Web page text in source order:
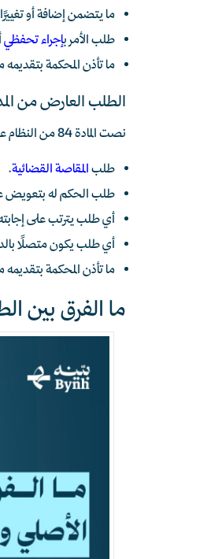
ما يتضمن إضافة أو
طلب الأمر بإجراء تحفظي
ما تأذن المحكمة
الطلب العارض من
نصت المادة 84 من النظام على أنواع الطلبات العارضة التي يجوز للمدعى عليه تقديمها وهي:
طلبالمقاصة القضائية.
طلب الحكم له بتعويض
أي طلب يترتب على
أي طلب يكون متصلًا
ما تأذن المحكمة
ما الفرق بين